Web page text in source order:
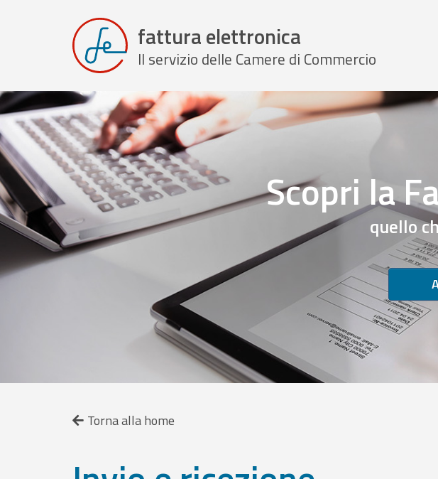
fattura elettronica
Il servizio delle Camere di Commercio
Scopri la
quello
Torna alla home